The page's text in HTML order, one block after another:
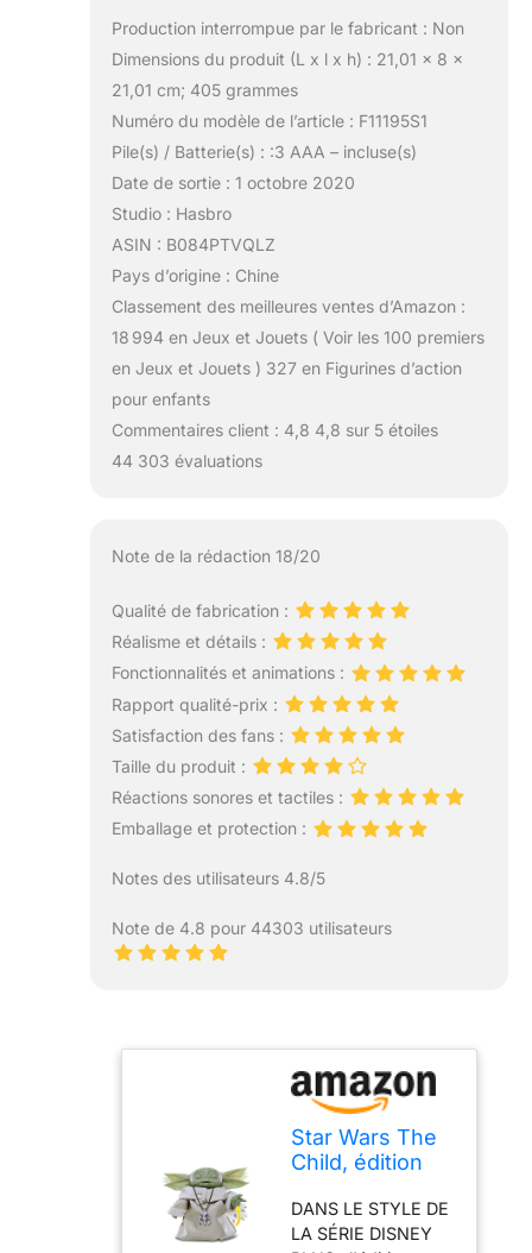
Production interrompue par le fabricant : Non
Dimensions du produit (L x l x h) : 21,01 x 8 x
21,01 cm; 405 grammes
Numéro du modèle de l’article : F11195S1
Pile(s) / Batterie(s) : :3 AAA – incluse(s)
Date de sortie : 1 octobre 2020
Studio : Hasbro
ASIN : B084PTVQLZ
Pays d’origine : Chine
Classement des meilleures ventes d’Amazon :
18 994 en Jeux et Jouets ( Voir les 100 premiers
en Jeux et Jouets ) 327 en Figurines d’action
pour enfants
Commentaires client : 4,8 4,8 sur 5 étoiles
44 303 évaluations
Note de la rédaction 18/20
Qualité de fabrication :
Réalisme et détails :
Fonctionnalités et animations :
Rapport qualité-prix :
Satisfaction des fans :
Taille du produit :
Réactions sonores et tactiles :
Emballage et protection :
Notes des utilisateurs 4.8/5
Note de 4.8 pour 44303 utilisateurs
Star Wars The
Child, édition
avec Plus de 25
Combinaisons
DANS LE STYLE DE
LA SÉRIE DISNEY